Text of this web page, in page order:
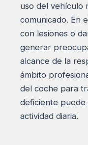
uso del vehículo
comunicado. En
con lesiones o
generar
alcance de la
ámbito
del coche para
deficiente
actividad diaria.